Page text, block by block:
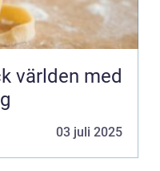
världen med
03 juli 2025